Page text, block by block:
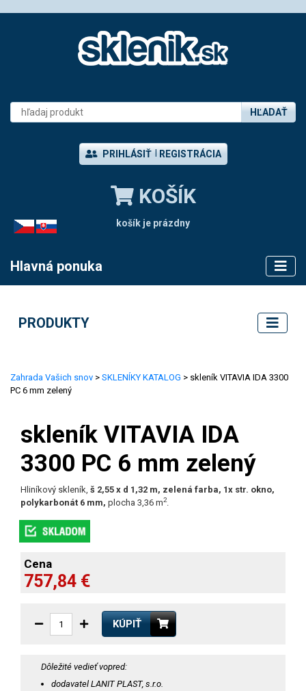
HĽADAŤ
PRIHLÁSIŤ REGISTRÁCIA
KOŠÍK
košík je prázdny
CZ SK
Hlavná ponuka
PRODUKTY
Zahrada Vašich snov > SKLENÍKY KATALOG > skleník VITAVIA IDA 3300
PC 6 mm zelený
skleník VITAVIA IDA
3300 PC 6 mm zelený
Hliníkový skleník, š 2,55 x d 1,32 m, zelená farba, 1x str. okno,
polykarbonát 6 mm, plocha 3,36 m2.
Cena
757,84 €
KÚPIŤ
Dôležité vedieť vopred:
dodavatel LANIT PLAST, s.r.o.